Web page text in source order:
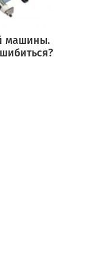
машины.